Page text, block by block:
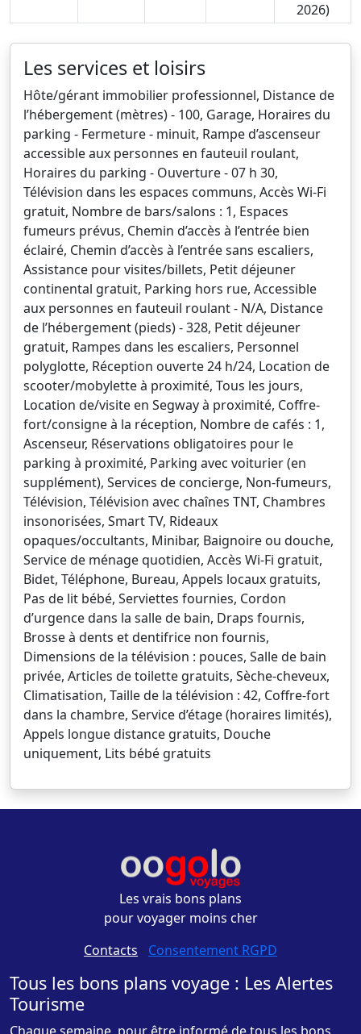
2026)
Les services et loisirs
Hôte/gérant immobilier professionnel, Distance de
l’hébergement (mètres) - 100, Garage, Horaires du
parking - Fermeture - minuit, Rampe d’ascenseur
accessible aux personnes en fauteuil roulant,
Horaires du parking - Ouverture - 07 h 30,
Télévision dans les espaces communs, Accès Wi-Fi
gratuit, Nombre de bars/salons : 1, Espaces
fumeurs prévus, Chemin d’accès à l’entrée bien
éclairé, Chemin d’accès à l’entrée sans escaliers,
Assistance pour visites/billets, Petit déjeuner
continental gratuit, Parking hors rue, Accessible
aux personnes en fauteuil roulant - N/A, Distance
de l’hébergement (pieds) - 328, Petit déjeuner
gratuit, Rampes dans les escaliers, Personnel
polyglotte, Réception ouverte 24 h/24, Location de
scooter/mobylette à proximité, Tous les jours,
Location de/visite en Segway à proximité, Coffre-
fort/consigne à la réception, Nombre de cafés : 1,
Ascenseur, Réservations obligatoires pour le
parking à proximité, Parking avec voiturier (en
supplément), Services de concierge, Non-fumeurs,
Télévision, Télévision avec chaînes TNT, Chambres
insonorisées, Smart TV, Rideaux
opaques/occultants, Minibar, Baignoire ou douche,
Service de ménage quotidien, Accès Wi-Fi gratuit,
Bidet, Téléphone, Bureau, Appels locaux gratuits,
Pas de lit bébé, Serviettes fournies, Cordon
d’urgence dans la salle de bain, Draps fournis,
Brosse à dents et dentifrice non fournis,
Dimensions de la télévision : pouces, Salle de bain
privée, Articles de toilette gratuits, Sèche-cheveux,
Climatisation, Taille de la télévision : 42, Coffre-fort
dans la chambre, Service d’étage (horaires limités),
Appels longue distance gratuits, Douche
uniquement, Lits bébé gratuits
Les vrais bons plans
pour voyager moins cher
Contacts - Consentement RGPD
Tous les bons plans voyage : Les Alertes
Tourisme